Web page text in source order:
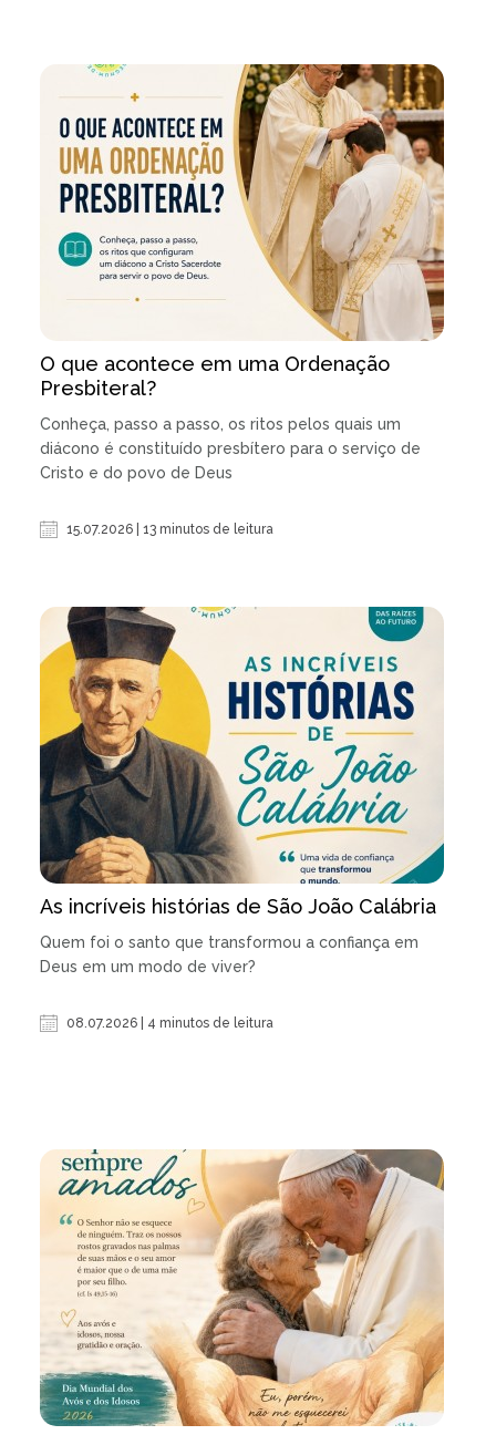
O que acontece em uma Ordenação
Presbiteral?
Conheça, passo a passo, os ritos pelos quais um
diácono é constituído presbítero para o serviço de
Cristo e do povo de Deus
15.07.2026 | 13 minutos de leitura
As incríveis histórias de São João Calábria
Quem foi o santo que transformou a confiança em
Deus em um modo de viver?
08.07.2026 | 4 minutos de leitura